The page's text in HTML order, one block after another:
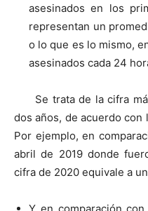
asesinados en los
representan un
o lo que es lo mismo,
asesinados cada 24
Se trata de la cifra
dos años, de acuerdo con
Por ejemplo, en
abril de 2019 donde
cifra de 2020 equivale a